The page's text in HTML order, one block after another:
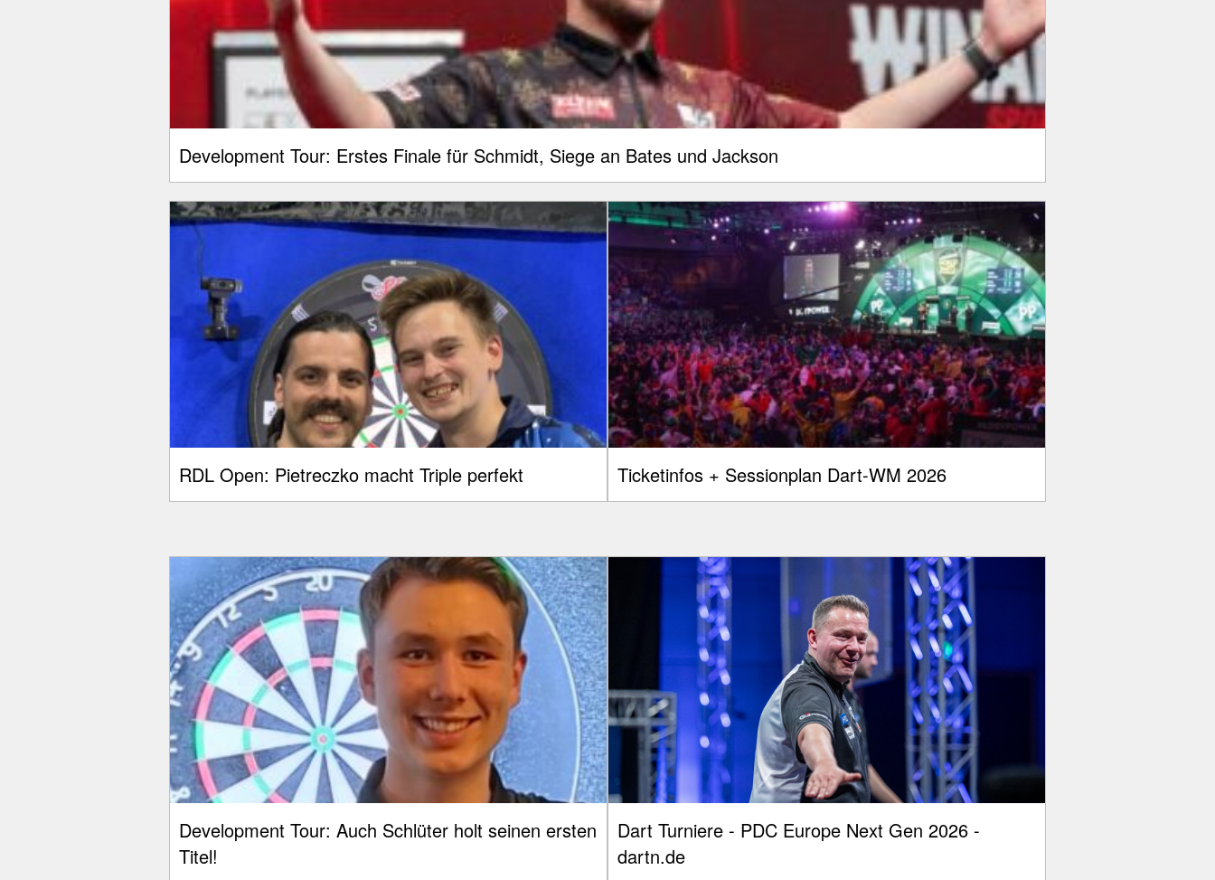
Development Tour: Erstes Finale für Schmidt, Siege an Bates und Jackson
RDL Open: Pietreczko macht Triple perfekt Ticketinfos + Sessionplan Dart-WM 2026
Development Tour: Auch Schlüter holt seinen ersten
Titel!
Dart Turniere - PDC Europe Next Gen 2026 -
dartn.de